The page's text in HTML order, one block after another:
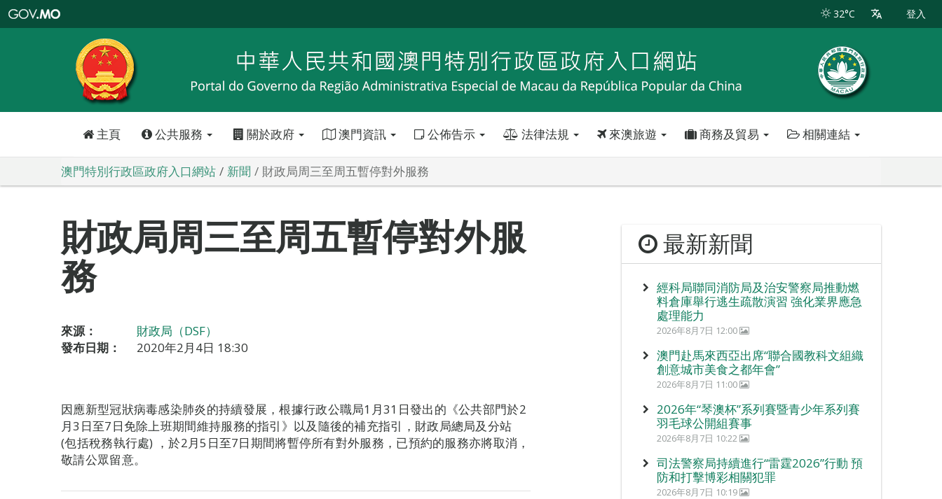
特
政
區
政
口
32°C 登入
主頁 公共服務 關於政府 澳門資訊 公佈告示 法律法規 來澳旅遊 商務及貿易 相關連結
澳門特別行政區政府入口網站 新聞 財政局周三至周五暫停對外服務
財政局周三至周五暫停對外服
務
來源：
財政局（DSF）
發布日期：
2020年2月4日 18:30
因應新型冠狀病毒感染肺炎的持續發展，根據行政公職局1月31日發出的《公共部門於2
月3日至7日免除上班期間維持服務的指引》以及隨後的補充指引，財政局總局及分站
(包括稅務執行處) ，於2月5日至7日期間將暫停所有對外服務，已預約的服務亦將取消，
敬請公眾留意。
最新新聞
經科局聯同消防局及治安警察局推動燃
料倉庫舉行逃生疏散演習 強化業界應急
處理能力
2026年8月7日 12:00
澳門赴馬來西亞出席“聯合國教科文組織
創意城市美食之都年會”
2026年8月7日 11:00
2026年“琴澳杯”系列賽暨青少年系列賽
羽毛球公開組賽事
2026年8月7日 10:22
司法警察局持續進行“雷霆2026”行動 預
防和打擊博彩相關犯罪
2026年8月7日 10:19